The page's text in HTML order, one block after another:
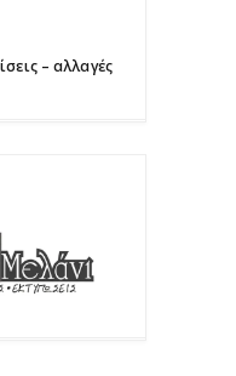
– αλλαγές